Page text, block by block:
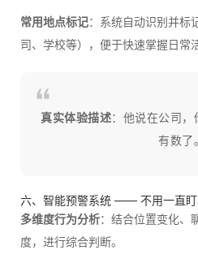
常用地点标记：系统自动识别并标
司、学校等），便于快速掌握日常
真实体验描述：他说在公司
有数了。
六、智能预警系统 —— 不用一直盯
多维度行为分析：结合位置变化、
度，进行综合判断。